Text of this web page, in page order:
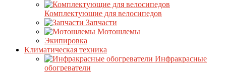
Комплектующие для велосипедов
Запчасти
Мотошлемы
Экипировка
Климатическая техника
Инфракрасные
обогреватели